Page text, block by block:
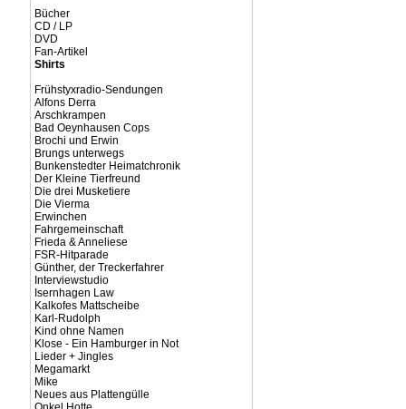
Bücher
CD / LP
DVD
Fan-Artikel
Shirts
Frühstyxradio-Sendungen
Alfons Derra
Arschkrampen
Bad Oeynhausen Cops
Brochi und Erwin
Brungs unterwegs
Bunkenstedter Heimatchronik
Der Kleine Tierfreund
Die drei Musketiere
Die Vierma
Erwinchen
Fahrgemeinschaft
Frieda & Anneliese
FSR-Hitparade
Günther, der Treckerfahrer
Interviewstudio
Isernhagen Law
Kalkofes Mattscheibe
Karl-Rudolph
Kind ohne Namen
Klose - Ein Hamburger in Not
Lieder + Jingles
Megamarkt
Mike
Neues aus Plattengülle